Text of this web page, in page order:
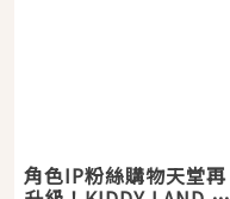
角色IP粉絲購物天堂再